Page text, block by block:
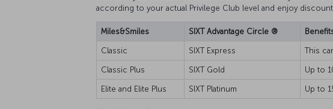
according to your actual Privilege Club level and enjoy
Miles&Smiles SIXT Advantage Circle ®
Classic SIXT Express This
Classic Plus SIXT Gold Up to
Elite and Elite Plus SIXT Platinum Up to